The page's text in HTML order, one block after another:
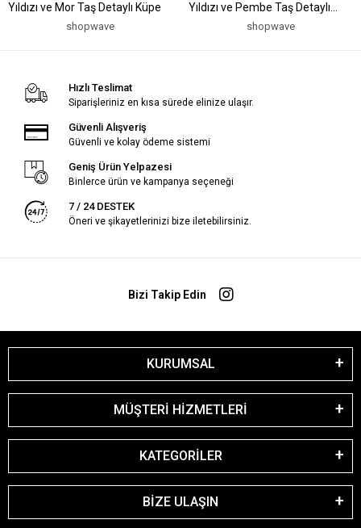
Yıldızı ve Mor Taş Detaylı Küpe
shopwave
Yıldızı ve Pembe Taş Detaylı
shopwave
Hızlı Teslimat
Siparişleriniz en kısa sürede elinize ulaşır.
Güvenli Alışveriş
Güvenli ve kolay ödeme sistemi
Geniş Ürün Yelpazesi
Binlerce ürün ve kampanya seçeneği
7 / 24 DESTEK
Öneri ve şikayetlerinizi bize iletebilirsiniz.
Bizi Takip Edin
KURUMSAL
MÜŞTERİ HİZMETLERİ
KATEGORİLER
BİZE ULAŞIN